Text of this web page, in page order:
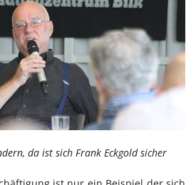
da ist sich Frank Eckgold sicher